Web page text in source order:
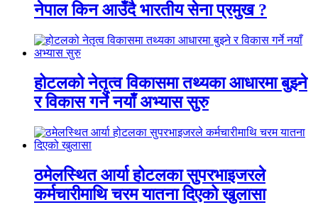
नेपाल किन आउँदै भारतीय सेना प्रमुख ?
होटलको नेतृत्व विकासमा तथ्यका आधारमा बुझ्ने
र विकास गर्ने नयाँ अभ्यास सुरु
ठमेलस्थित आर्या होटलका सुपरभाइजरले
कर्मचारीमाथि चरम यातना दिएको खुलासा